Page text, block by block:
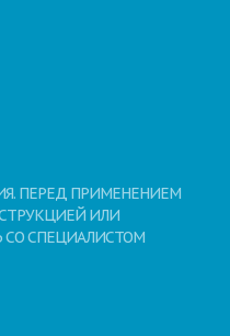
ПЕРЕД ПРИМЕНЕНИЕМ
ИЛИ
СО СПЕЦИАЛИСТОМ